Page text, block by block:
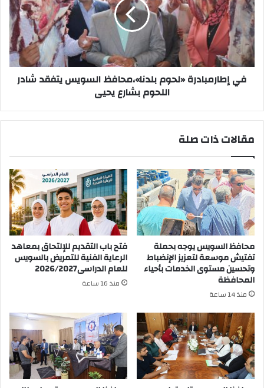
بلدنا»،محافظ
السويس
يتفقد
شادر
اللحوم
بشارع
يحيى
في إطارمبادرة «لحوم بلدنا»،محافظ السويس يتفقد شادر
اللحوم بشارع يحيى
مقالات ذات صلة
محافظ السويس يوجه بحملة
تفتيش موسعة لتعزيز الإنضباط
وتحسين مستوى الخدمات بأحياء
المحافظة
منذ 14 ساعة
فتح باب التقديم للإلتحاق بمعاهد
الرعاية الفنية للتمريض بالسويس
للعام الدراسى2026/2027
منذ 16 ساعة